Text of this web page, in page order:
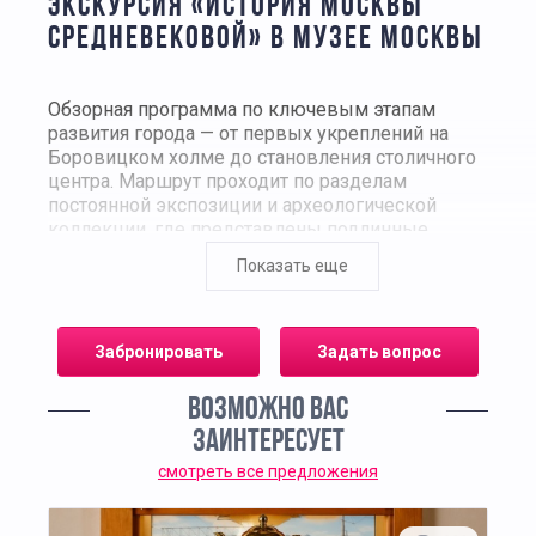
ЭКСКУРСИЯ «ИСТОРИЯ МОСКВЫ
СРЕДНЕВЕКОВОЙ» В МУЗЕЕ МОСКВЫ
Обзорная программа по ключевым этапам
развития города — от первых укреплений на
Боровицком холме до становления столичного
центра. Маршрут проходит по разделам
постоянной экспозиции и археологической
коллекции, где представлены подлинные
находки и реконструкции городской среды.
Ранняя Москва:поселения, фортификация,
переход от «дубового города» к
белокаменному Кремлю.
Посады и торговля:
пути, весовые и
денежные системы, печати, товарные
Ремёсла:керамика, костяные и
Показать еще
Забронировать Задать вопрос
ВОЗМОЖНО ВАС
ЗАИНТЕРЕСУЕТ
смотреть все предложения